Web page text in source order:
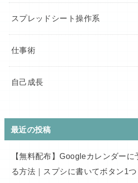
スプレッドシート操作系
仕事術
自己成長
最近の投稿
【無料配布】Googleカレンダー
る方法｜スプシに書いてボタン1つ